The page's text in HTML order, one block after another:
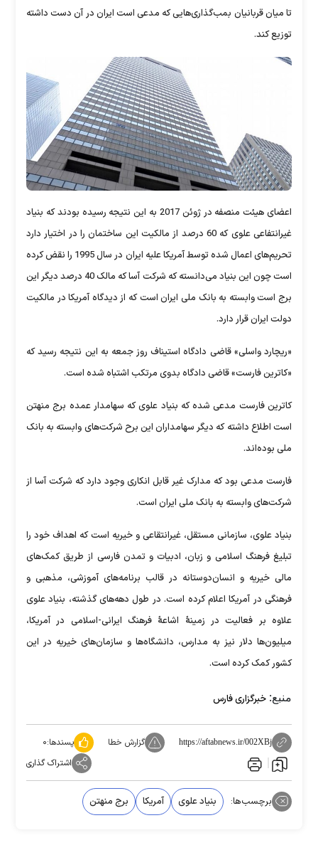
تا میان قربانیان بمب‌گذاری‌هایی که مدعی است ایران در آن دست داشته
توزیع کند.
اعضای هیئت منصفه در ژوئن 2017 به این نتیجه رسیده بودند که بنیاد
غیرانتفاعی علوی که 60 درصد از مالکیت این ساختمان را در اختیار دارد
تحریم‌های اعمال شده توسط آمریکا علیه ایران در سال 1995 را نقض کرده
است چون این بنیاد می‌دانسته که شرکت آسا که مالک 40 درصد دیگر این
برج است وابسته به بانک ملی ایران است که از دیدگاه آمریکا در مالکیت
دولت ایران قرار دارد.
«ریچارد واسلی»‌ قاضی دادگاه استیناف روز جمعه به این نتیجه رسید که
«کاترین فارست» قاضی دادگاه بدوی مرتکب اشتباه شده است.
کاترین فارست مدعی شده که بنیاد علوی که سهامدار عمده برج منهتن
است اطلاع داشته که دیگر سهامداران این برح شرکت‌های وابسته به بانک
ملی بوده‌اند.
فارست مدعی بود که مدارک غیر قابل انکاری وجود دارد که شرکت آسا از
شرکت‌های وابسته به بانک ملی ایران است.
بنیاد علوی، سازمانی مستقل، غیرانتقاعی و خیریه است که اهداف خود را
تبلیغ فرهنگ اسلامی و زبان، ادبیات و تمدن فارسی از طریق کمک‌های
مالی خیریه و انسان‌دوستانه در قالب برنامه‌های آموزشی، مذهبی و
فرهنگی در آمریکا اعلام کرده است. در طول دهه‌‎های گذشته، بنیاد علوی
علاوه بر فعالیت در زمینۀ اشاعۀ فرهنگ ایرانی-اسلامی در آمریکا،
میلیون‌ها دلار نیز به مدارس، دانشگاه‌ها و سازمان‌های خیریه در این
کشور کمک کرده است.
منبع: خبرگزاری فارس
https://aftabnews.ir/002XBj گزارش خطا پسندها:۰
اشتراک گذاری
برچسب‌ها: بنیاد علوی آمریکا برج منهتن